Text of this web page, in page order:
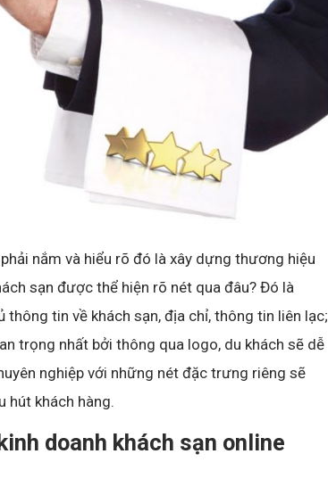
nắm và hiểu rõ đó là xây dựng thương hiệu
sạn được thể hiện rõ nét qua đâu? Đó là
tin về khách sạn, địa chỉ, thông tin liên lạc;
trọng nhất bởi thông qua logo, du khách sẽ dễ
nghiệp với những nét đặc trưng riêng sẽ
hút khách hàng.
doanh khách sạn online